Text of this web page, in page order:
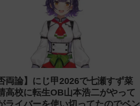
両論】にじ甲2026で七瀬すず菜
高校に転生OB山本浩二がやって
ライバーを使い切ってたのでベン